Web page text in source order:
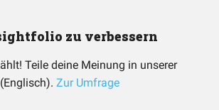
zu verbessern
Teile deine Meinung in unserer
Zur Umfrage